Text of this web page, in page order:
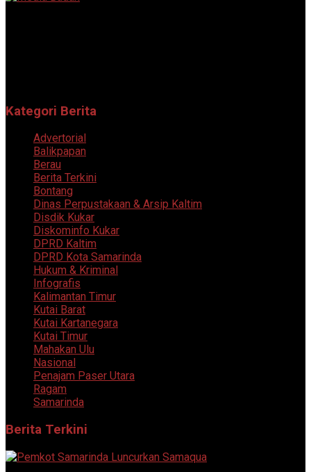
Kategori Berita
Advertorial
Balikpapan
Berau
Berita Terkini
Bontang
Dinas Perpustakaan & Arsip Kaltim
Disdik Kukar
Diskominfo Kukar
DPRD Kaltim
DPRD Kota Samarinda
Hukum & Kriminal
Infografis
Kalimantan Timur
Kutai Barat
Kutai Kartanegara
Kutai Timur
Mahakan Ulu
Nasional
Penajam Paser Utara
Ragam
Samarinda
Berita Terkini